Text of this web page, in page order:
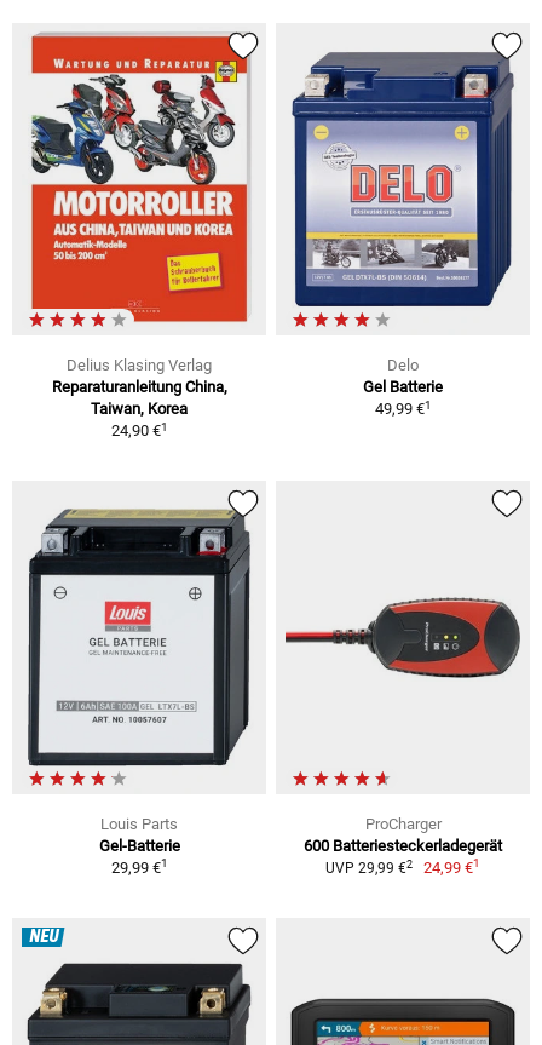
Delius Klasing Verlag
Reparaturanleitung China,
Taiwan, Korea
24,90 €1
Delo
Gel Batterie
49,99 €1
Louis Parts
Gel-Batterie
29,99 €1
ProCharger
600 Batteriesteckerladegerät
UVP 29,99 €2 24,99 €1
NEU